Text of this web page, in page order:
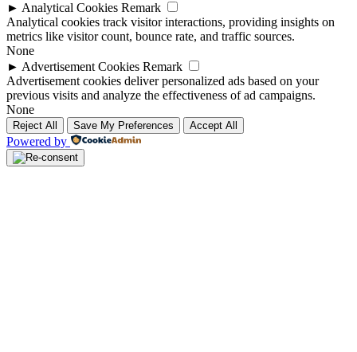
► Analytical Cookies Remark
Analytical cookies track visitor interactions, providing insights on
metrics like visitor count, bounce rate, and traffic sources.
None
► Advertisement Cookies Remark
Advertisement cookies deliver personalized ads based on your
previous visits and analyze the effectiveness of ad campaigns.
None
Reject All Save My Preferences Accept All
Powered by